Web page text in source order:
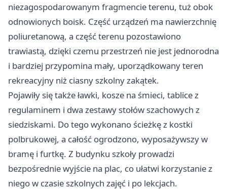
niezagospodarowanym fragmencie terenu, tuż obok
odnowionych boisk. Część urządzeń ma nawierzchnię
poliuretanową, a część terenu pozostawiono
trawiastą, dzięki czemu przestrzeń nie jest jednorodna
i bardziej przypomina mały, uporządkowany teren
rekreacyjny niż ciasny szkolny zakątek.
Pojawiły się także ławki, kosze na śmieci, tablice z
regulaminem i dwa zestawy stołów szachowych z
siedziskami. Do tego wykonano ścieżkę z kostki
polbrukowej, a całość ogrodzono, wyposażywszy w
bramę i furtkę. Z budynku szkoły prowadzi
bezpośrednie wyjście na plac, co ułatwi korzystanie z
niego w czasie szkolnych zajęć i po lekcjach.